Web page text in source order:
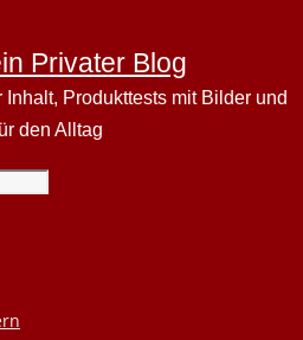
Privater Blog
Produkttests mit Bilder und
den Alltag